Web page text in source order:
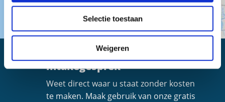
Selectie toestaan
Weigeren
Altijd een gratis
intakegesprek
Weet direct waar u staat zonder kosten
te maken. Maak gebruik van onze gratis